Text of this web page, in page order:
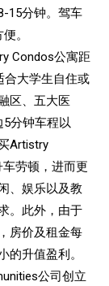
15分钟。驾车
。
Condos公寓距
合大学生自住或
区、五大医
5分钟车程以
Artistry
劳顿，进而更
、娱乐以及教
。此外，由于
房价及租金每
的升值盈利。
公司创立